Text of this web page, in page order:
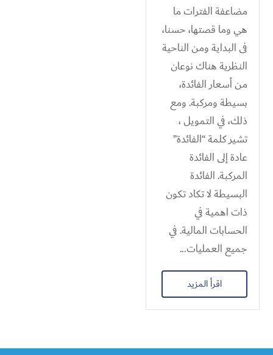
مضاعفة الفترات ما
هي وما قصتها، حسنا،
فى البداية ومن الناحية
النظرية هناك نوعان
من أسعار الفائدة،
بسيطة ومركبة. ومع
ذلك، في التمويل ،
تشير كلمة “الفائدة”
عادة إلى الفائدة
المركبة. الفائدة
البسيطة لا تكاد تكون
ذات اهمية في
الحسابات المالية. في
جميع العمليات...
اقرأ المزيد